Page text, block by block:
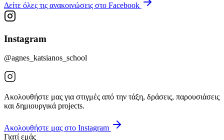
Δείτε όλες τις ανακοινώσεις στο Facebook
Instagram
@agnes_katsianos_school
Ακολουθήστε μας για στιγμές από την τάξη, δράσεις, παρουσιάσεις
και δημιουργικά projects.
Ακολουθήστε μας στο Instagram
Γιατί εμάς